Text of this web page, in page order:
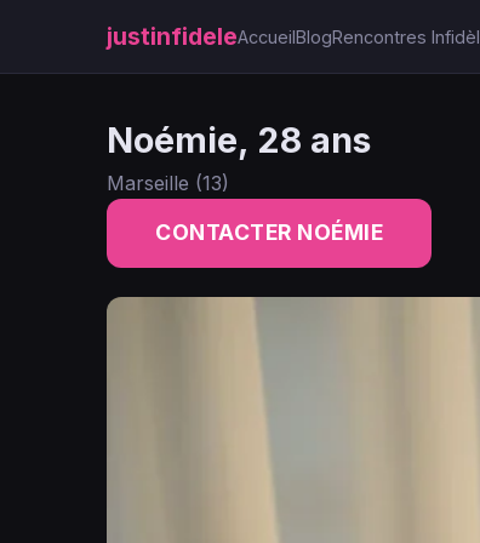
justinfideleAccueilBlogRencontres
Noémie, 28 ans
Marseille (13)
CONTACTER NOÉMIE